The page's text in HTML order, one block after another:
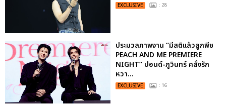
EXCLUSIVE : 28
ประมวลภาพงาน “มีสติแล้วลูกพีช
PEACH AND ME PREMIERE
NIGHT” ปอนด์-ภูวินทร์ คลั่งรัก
หวา...
EXCLUSIVE : 16